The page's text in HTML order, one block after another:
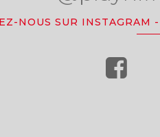
NOUS SUR INSTAGRAM -